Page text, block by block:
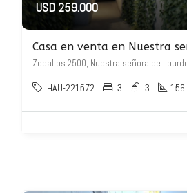
USD 259.000
Casa en venta en Nuestra
Zeballos 2500, Nuestra señora de
HAU-221572 3 3